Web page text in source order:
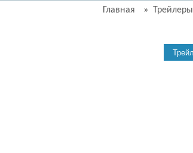
Главная » Трейлеры